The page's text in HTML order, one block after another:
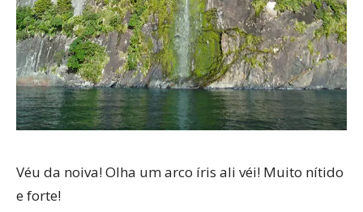
Véu da noiva! Olha um arco íris ali véi! Muito nítido
e forte!